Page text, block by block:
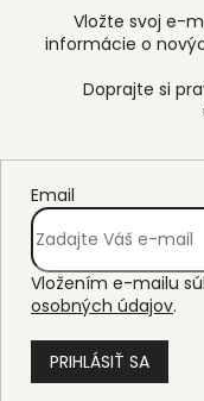
Vložte svoj e-
informácie o
Email
Vložením e-mailu
osobných údajov.
PRIHLÁSIŤ SA